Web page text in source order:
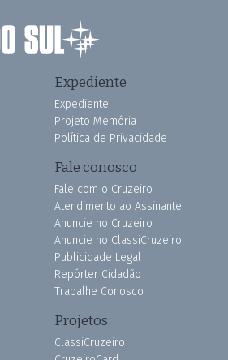
Expediente
Expediente
Projeto Memória
Política de Privacidade
Fale conosco
Fale com o Cruzeiro
Atendimento ao Assinante
Anuncie no Cruzeiro
Anuncie no ClassiCruzeiro
Publicidade Legal
Repórter Cidadão
Trabalhe Conosco
Projetos
ClassiCruzeiro